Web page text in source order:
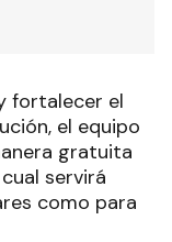
fortalecer el
el equipo
gratuita
servirá
como para